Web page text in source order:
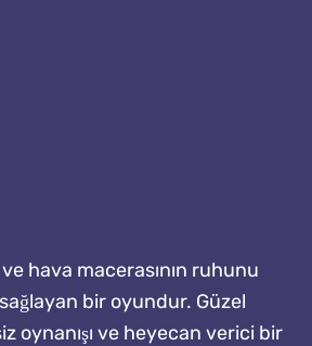
hava macerasının ruhunu
bir oyundur. Güzel
oynanışı ve heyecan verici bir